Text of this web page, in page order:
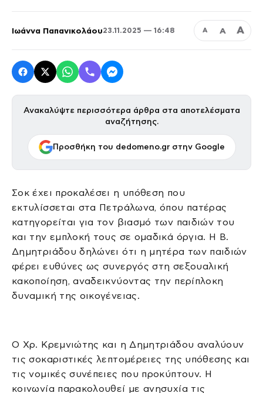
Ιωάννα Παπανικολάου23.11.2025 — 16:48 Α Α Α
Ανακαλύψτε περισσότερα άρθρα στα αποτελέσματα
αναζήτησης.
Προσθήκη του dedomeno.gr στην Google
Σοκ έχει προκαλέσει η υπόθεση που
εκτυλίσσεται στα Πετράλωνα, όπου πατέρας
κατηγορείται για τον βιασμό των παιδιών του
και την εμπλοκή τους σε ομαδικά όργια. Η Β.
Δημητριάδου δηλώνει ότι η μητέρα των παιδιών
φέρει ευθύνες ως συνεργός στη σεξουαλική
κακοποίηση, αναδεικνύοντας την περίπλοκη
δυναμική της οικογένειας.
Ο Χρ. Κρεμνιώτης και η Δημητριάδου αναλύουν
τις σοκαριστικές λεπτομέρειες της υπόθεσης και
τις νομικές συνέπειες που προκύπτουν. Η
κοινωνία παρακολουθεί με ανησυχία τις